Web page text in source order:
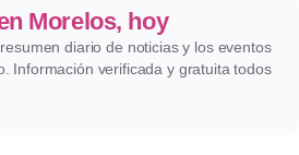
Morelos, hoy
diario de noticias y los eventos
Información verificada y gratuita todos